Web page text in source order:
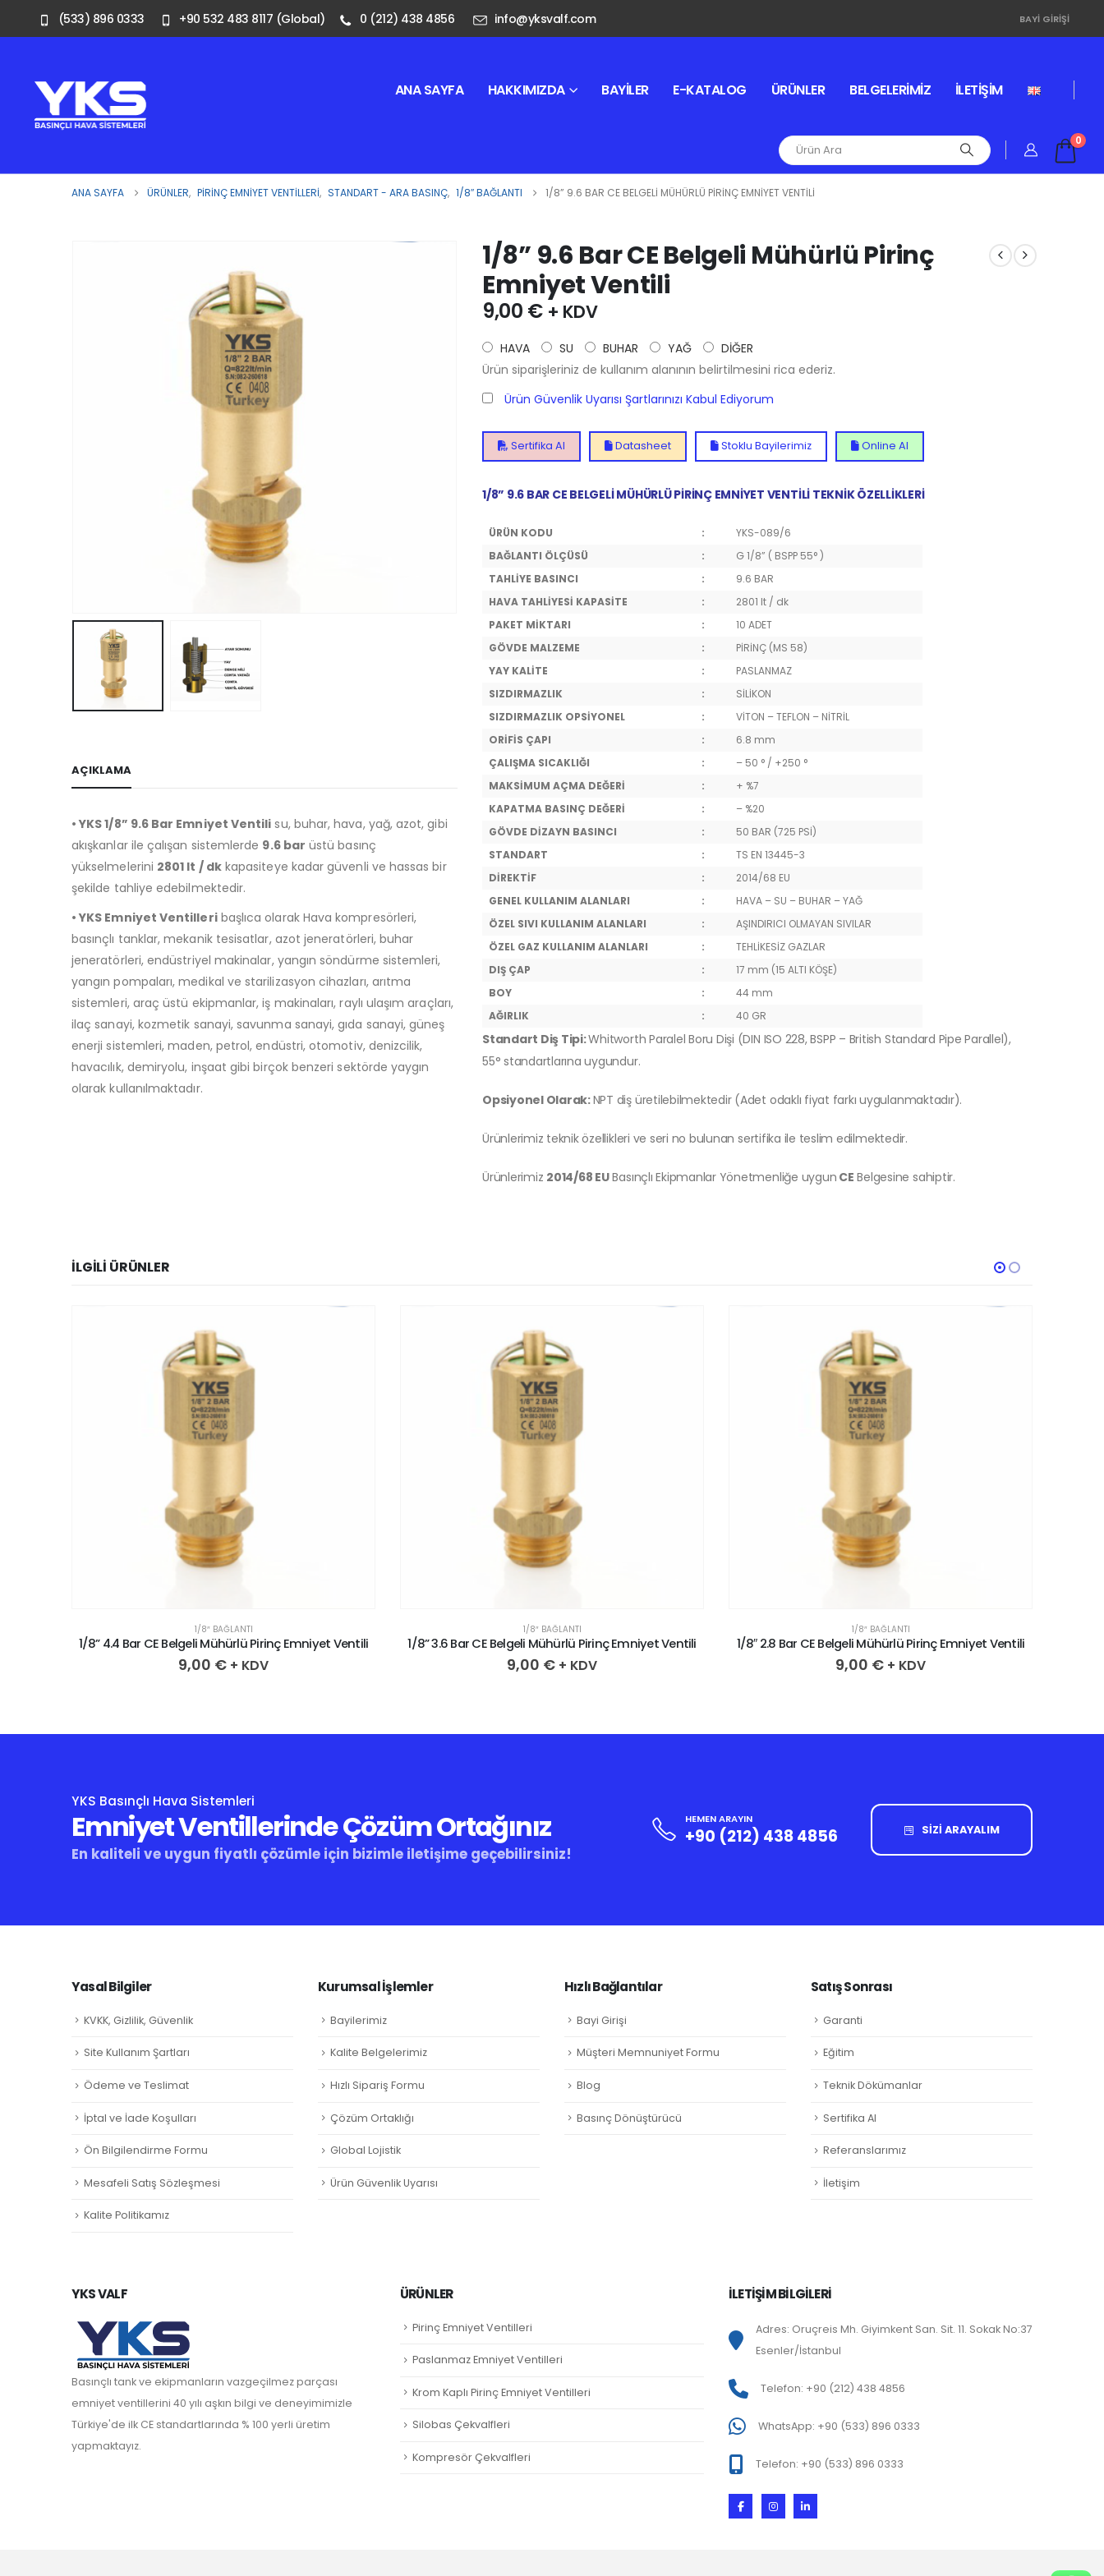
(533) 896 0333 +90 532 483 8117 (Global) 0 (212) 438 4856 info@yksvalf.com BAYI GIRIŞI
ANA SAYFA HAKKIMIZDA BAYILER E-KATALOG ÜRÜNLER BELGELERIMIZ İLETIŞIM
0
ANA SAYFA ÜRÜNLER, PIRINÇ EMNIYET VENTILLERI, STANDART - ARA BASINÇ, 1/8″ BAĞLANTI 1/8” 9.6 BAR CE BELGELI MÜHÜRLÜ PIRINÇ EMNIYET VENTILI
AÇIKLAMA
• YKS 1/8” 9.6 Bar Emniyet Ventili su, buhar, hava, yağ, azot, gibi
akışkanlar ile çalışan sistemlerde 9.6 bar üstü basınç
yükselmelerini 2801 lt / dkkapasiteye kadar güvenli ve hassas bir
şekilde tahliye edebilmektedir.
• YKS Emniyet Ventilleribaşlıca olarak Hava kompresörleri,
basınçlı tanklar, mekanik tesisatlar, azot jeneratörleri, buhar
jeneratörleri, endüstriyel makinalar, yangın söndürme sistemleri,
yangın pompaları, medikal ve starilizasyon cihazları, arıtma
sistemleri, araç üstü ekipmanlar, iş makinaları, raylı ulaşım araçları,
ilaç sanayi, kozmetik sanayi, savunma sanayi, gıda sanayi, güneş
enerji sistemleri, maden, petrol, endüstri, otomotiv, denizcilik,
havacılık, demiryolu, inşaat gibi birçok benzeri sektörde yaygın
olarak kullanılmaktadır.
1/8” 9.6 Bar CE Belgeli Mühürlü Pirinç
Emniyet Ventili
9,00 € + KDV
HAVA SU BUHAR YAĞ
DİĞER
Ürün siparişleriniz de kullanım alanının belirtilmesini rica ederiz.
Ürün Güvenlik Uyarısı Şartlarınızı Kabul Ediyorum
Sertifika Al Datasheet Stoklu Bayilerimiz Online Al
1/8” 9.6 BAR CE BELGELİ MÜHÜRLÜ PİRİNÇ EMNİYET VENTİLİ TEKNİK ÖZELLİKLERİ
ÜRÜN KODU :
YKS-089/6
BAĞLANTI ÖLÇÜSÜ
:
G 1/8” ( BSPP 55° )
TAHLİYE BASINCI
:
9.6 BAR
HAVA TAHLİYESİ KAPASİTE
:
2801 lt / dk
PAKET MİKTARI
:
10 ADET
GÖVDE MALZEME
:
PİRİNÇ (MS 58)
YAY KALİTE
:
PASLANMAZ
SIZDIRMAZLIK
:
SİLİKON
SIZDIRMAZLIK OPSİYONEL
:
VİTON – TEFLON – NİTRİL
ORİFİS ÇAPI
:
6.8 mm
ÇALIŞMA SICAKLIĞI
:
– 50 ° / +250 °
MAKSİMUM AÇMA DEĞERİ
:
+ %7
KAPATMA BASINÇ DEĞERİ
:
– %20
GÖVDE DİZAYN BASINCI
:
50 BAR (725 PSİ)
STANDART
:
TS EN 13445-3
DİREKTİF
:
2014/68 EU
GENEL KULLANIM ALANLARI
:
HAVA – SU – BUHAR – YAĞ
ÖZEL SIVI KULLANIM ALANLARI
:
AŞINDIRICI OLMAYAN SIVILAR
ÖZEL GAZ KULLANIM ALANLARI
:
TEHLİKESİZ GAZLAR
DIŞ ÇAP
:
17 mm (15 ALTI KÖŞE)
BOY
:
44 mm
AĞIRLIK
: 40 GR
Standart Diş Tipi:Whitworth Paralel Boru Dişi (DIN ISO 228, BSPP – British Standard Pipe Parallel),
55° standartlarına uygundur.
Opsiyonel Olarak:NPT diş üretilebilmektedir (Adet odaklı fiyat farkı uygulanmaktadır).
Ürünlerimiz teknik özellikleri ve seri no bulunan sertifika ile teslim edilmektedir.
Ürünlerimiz 2014/68 EUBasınçlı Ekipmanlar Yönetmenliğe uygun CE Belgesine sahiptir.
İLGILI ÜRÜNLER
1/8″ BAĞLANTI
1/8” 4.4 Bar CE Belgeli Mühürlü Pirinç Emniyet Ventili
9,00 € + KDV
1/8″ BAĞLANTI
1/8” 3.6 Bar CE Belgeli Mühürlü Pirinç Emniyet Ventili
9,00 € + KDV
1/8″ BAĞLANTI
1/8″ 2.8 Bar CE Belgeli Mühürlü Pirinç Emniyet Ventili
9,00 € + KDV
YKS Basınçlı Hava Sistemleri
Emniyet Ventillerinde Çözüm Ortağınız
En kaliteli ve uygun fiyatlı çözümle için bizimle iletişime geçebilirsiniz!
HEMEN ARAYIN
+90 (212) 438 4856 SİZİ ARAYALIM
Yasal Bilgiler
KVKK, Gizlilik, Güvenlik
Site Kullanım Şartları
Ödeme ve Teslimat
İptal ve İade Koşulları
Ön Bilgilendirme Formu
Mesafeli Satış Sözleşmesi
Kalite Politikamız
Kurumsal İşlemler
Bayilerimiz
Kalite Belgelerimiz
Hızlı Sipariş Formu
Çözüm Ortaklığı
Global Lojistik
Ürün Güvenlik Uyarısı
Hızlı Bağlantılar
Bayi Girişi
Müşteri Memnuniyet Formu
Blog
Basınç Dönüştürücü
Satış Sonrası
Garanti
Eğitim
Teknik Dökümanlar
Sertifika Al
Referanslarımız
İletişim
YKS VALF
Basınçlı tank ve ekipmanların vazgeçilmez parçası
emniyet ventillerini 40 yılı aşkın bilgi ve deneyimimizle
Türkiye'de ilk CE standartlarında % 100 yerli üretim
yapmaktayız.
ÜRÜNLER
Pirinç Emniyet Ventilleri
Paslanmaz Emniyet Ventilleri
Krom Kaplı Pirinç Emniyet Ventilleri
Silobas Çekvalfleri
Kompresör Çekvalfleri
İLETİŞİM BİLGİLERİ
Adres: Oruçreis Mh. Giyimkent San. Sit. 11. Sokak No:37
Esenler/İstanbul
Telefon: +90 (212) 438 4856
WhatsApp: +90 (533) 896 0333
Telefon: +90 (533) 896 0333